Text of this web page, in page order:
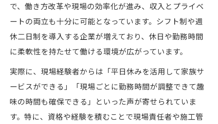
で、働き方改革や現場の効率化が進み、収入とプライベ
ートの両立も十分に可能となっています。シフト制や週
休二日制を導入する企業が増えており、休日や勤務時間
に柔軟性を持たせて働ける環境が広がっています。
実際に、現場経験者からは「平日休みを活用して家族サ
ービスができる」「現場ごとに勤務時間が調整できて趣
味の時間も確保できる」といった声が寄せられていま
す。特に、資格や経験を積むことで現場責任者や施工管